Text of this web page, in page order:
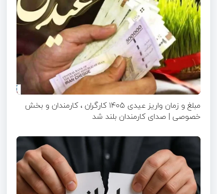
مبلغ و زمان واریز عیدی ۱۴۰۵ کارگران ، کارمندان و بخش
خصوصی | صدای کارمندان بلند شد